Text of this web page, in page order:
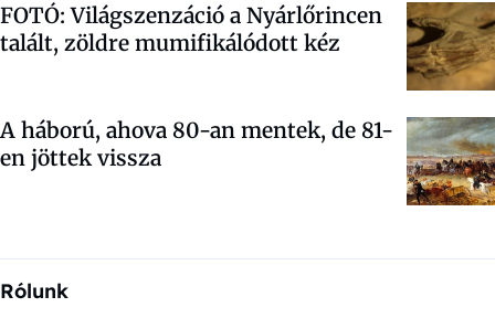
FOTÓ: Világszenzáció a Nyárlőrincen
talált, zöldre mumifikálódott kéz
A háború, ahova 80-an mentek, de 81-
en jöttek vissza
Rólunk